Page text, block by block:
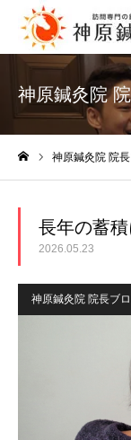
神原鍼灸院
神原鍼灸院 院
長年の蓄
2026.05.23
神原鍼灸院 院長ブ